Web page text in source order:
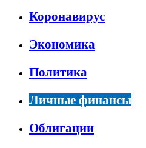
Коронавирус
Экономика
Политика
Личные финансы
Облигации